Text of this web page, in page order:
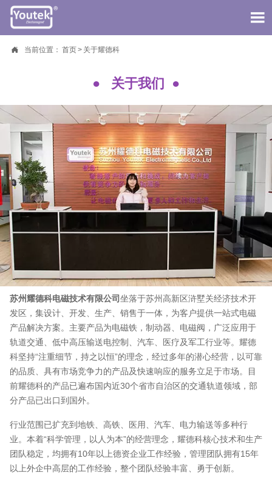

 当前位置： 首页> 关于耀德科
● 关于我们 ●
苏州耀德科电磁技术有限公司坐落于苏州高新区浒墅关经济技术开
发区，集设计、开发、生产、销售于一体，为客户提供一站式电磁
产品解决方案。主要产品为电磁铁，制动器、电磁阀，广泛应用于
轨道交通、低中高压输送电控制、汽车、医疗及军工行业等。耀德
科坚持“注重细节，持之以恒”的理念，经过多年的潜心经营，以可靠
的品质、具有市场竞争力的产品及快速响应的服务立足于市场。目
前耀德科的产品已遍布国内近30个省市自治区的交通轨道领域，部
分产品已出口到国外。
行业范围已扩充到地铁、高铁、医用、汽车、电力输送等多种行
业。本着“科学管理，以人为本”的经营理念，耀德科核心技术和生产
团队稳定，均拥有10年以上德资企业工作经验，管理团队拥有15年
以上外企中高层的工作经验，整个团队经验丰富、勇于创新。
 首页
直流电磁制动器
 电磁阀
 应用场景及解决方案
 关于耀德科
 新闻热点
 联系耀德科